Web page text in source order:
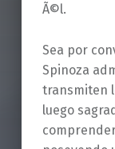
Ã©l.
Sea por
Spinoza
transmiten
luego